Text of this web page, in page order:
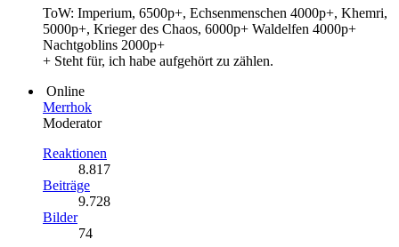
ToW: Imperium, 6500p+, Echsenmenschen 4000p+, Khemri,
5000p+, Krieger des Chaos, 6000p+ Waldelfen 4000p+
Nachtgoblins 2000p+
+ Steht für, ich habe aufgehört zu zählen.
Online
Merrhok
Moderator
Reaktionen
8.817
Beiträge
9.728
Bilder
74